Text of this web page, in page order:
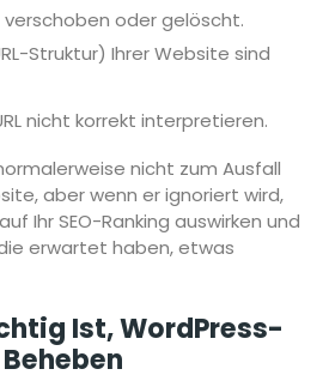
oder gelöscht.
Struktur) Ihrer Website sind
nicht korrekt interpretieren.
nicht zum Ausfall
aber wenn er ignoriert wird,
Ihr SEO-Ranking auswirken und
erwartet haben, etwas
Ist, WordPress-